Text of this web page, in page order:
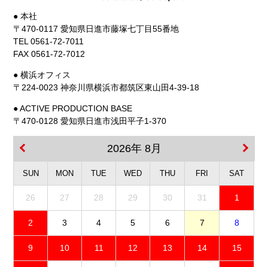
● 本社
〒470-0117 愛知県日進市藤塚七丁目55番地
TEL 0561-72-7011
FAX 0561-72-7012
● 横浜オフィス
〒224-0023 神奈川県横浜市都筑区東山田4-39-18
● ACTIVE PRODUCTION BASE
〒470-0128 愛知県日進市浅田平子1-370
2026年 8月
SUN MON TUE WED THU FRI SAT
26 27 28 29 30 31 1
2 3 4 5 6 7 8
9 10 11 12 13 14 15